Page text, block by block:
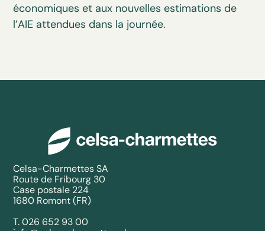
économiques et aux nouvelles estimations de
l’AIE attendues dans la journée.
Celsa-Charmettes SA
Route de Fribourg 30
Case postale 224
1680 Romont (FR)
T.026 652 93 00